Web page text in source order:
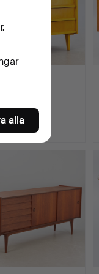
alla